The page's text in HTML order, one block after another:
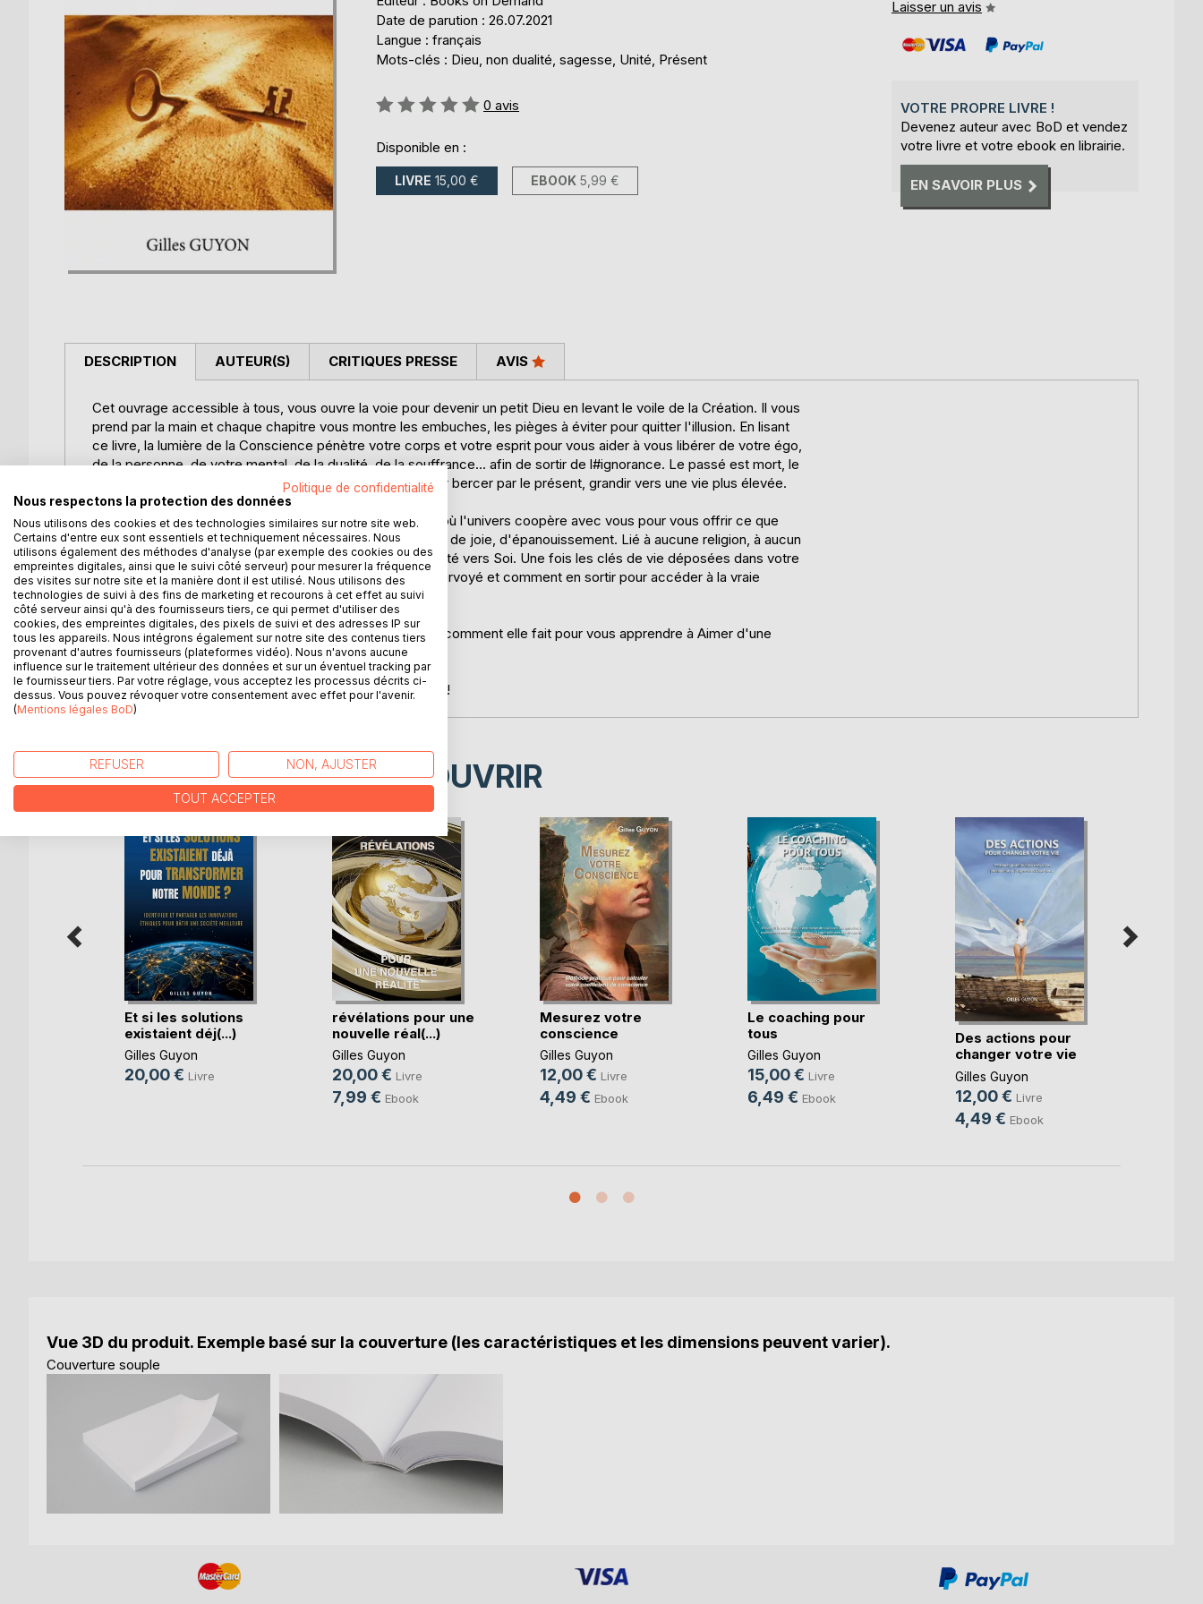
Date de parution : 26.07.2021
Langue : français
Mots-clés : Dieu, non dualité, sagesse, Unité, Présent
Évaluation:
0 avis
Disponible en :
LIVRE 15,00 € EBOOK 5,99 €
Laisser un avis
VOTRE PROPRE LIVRE !
Devenez auteur avec BoD et vendez
votre livre et votre ebook en librairie.
EN SAVOIR PLUS
DESCRIPTION
Cet ouvrage accessible à tous, vous ouvre la voie pour devenir un petit Dieu en levant le voile de la Création. Il vous
prend par la main et chaque chapitre vous montre les embuches, les pièges à éviter pour quitter l'illusion. En lisant
ce livre, la lumière de la Conscience pénètre votre corps et votre esprit pour vous aider à vous libérer de votre égo,
de la personne, de votre mental, de la dualité, de la souffrance... afin de sortir de l#ignorance. Le passé est mort, le
futur n#est pas encore né, vous pourrez alors vous laisser bercer par le présent, grandir vers une vie plus élevée.
Au fil des pages une alchimie sacrée se crée en vous, là où l'univers coopère avec vous pour vous offrir ce que
vous demandez. De plus il vous ouvre vers plus de bonté, de joie, d'épanouissement. Lié à aucune religion, à aucun
dogme, il est juste un parfum de vérité, un souffle de liberté vers Soi. Une fois les clés de vie déposées dans votre
coeur, vous saurez en Conscience où vous vous étiez fourvoyé et comment en sortir pour accéder à la vraie
Connaissance.
Chaque jour la Création nous téléphone, venez découvrir comment elle fait pour vous apprendre à Aimer d'une
manière immuable.
Plus qu'un livre, c'est un parcours initiatique « moderne » !
AUTEUR(S) CRITIQUES PRESSE AVIS
D’AUTRES TITRES À DÉCOUVRIR
Et si les solutions
existaient déj(...)
Gilles Guyon
20,00 € Livre
révélations pour une
nouvelle réal(...)
Gilles Guyon
20,00 € Livre
7,99 € Ebook
Mesurez votre
conscience
Gilles Guyon
12,00 € Livre
4,49 € Ebook
Le coaching pour
tous
Gilles Guyon
15,00 € Livre
6,49 € Ebook
Des actions pour
changer votre vie
Gilles Guyon
12,00 € Livre
4,49 € Ebook
Vue 3D du produit. Exemple basé sur la couverture (les caractéristiques et les dimensions peuvent varier).
Couverture souple
Politique de confidentialité
Nous respectons la protection des données
Nous utilisons des cookies et des technologies similaires sur notre site web.
Certains d'entre eux sont essentiels et techniquement nécessaires. Nous
utilisons également des méthodes d'analyse (par exemple des cookies ou des
empreintes digitales, ainsi que le suivi côté serveur) pour mesurer la fréquence
des visites sur notre site et la manière dont il est utilisé. Nous utilisons des
technologies de suivi à des fins de marketing et recourons à cet effet au suivi
côté serveur ainsi qu'à des fournisseurs tiers, ce qui permet d'utiliser des
cookies, des empreintes digitales, des pixels de suivi et des adresses IP sur
tous les appareils. Nous intégrons également sur notre site des contenus tiers
provenant d'autres fournisseurs (plateformes vidéo). Nous n'avons aucune
influence sur le traitement ultérieur des données et sur un éventuel tracking par
le fournisseur tiers. Par votre réglage, vous acceptez les processus décrits ci-
dessus. Vous pouvez révoquer votre consentement avec effet pour l'avenir.
(Mentions légales BoD)
REFUSER NON, AJUSTER
TOUT ACCEPTER